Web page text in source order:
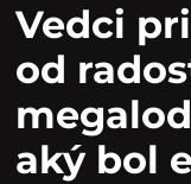
Vedci
od
aký bol